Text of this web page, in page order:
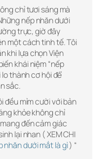
chỉ tươi sáng mà
nếp nhăn dưới
trực, giờ đây
một cách tinh tế. Tôi
khi lựa chọn Viện
khái niệm “nếp
lo thành cơ hội để
sắc.
đều mỉm cười với bản
khỏe không chỉ
đến cảm giác
lại nhan ( XEM CHI
nhăn dưới mắt là gì) “